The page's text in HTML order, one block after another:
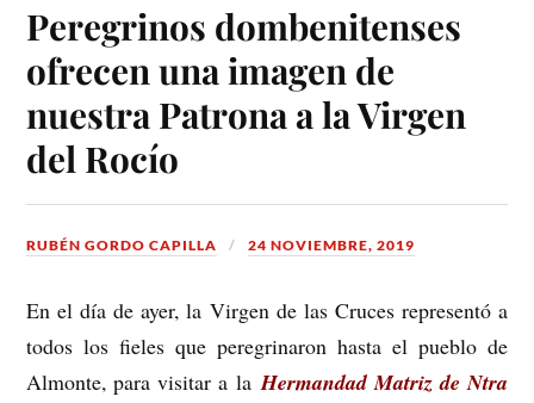
Peregrinos dombenitenses
ofrecen una imagen de
nuestra Patrona a la Virgen
del Rocío
RUBÉN GORDO CAPILLA 24 NOVIEMBRE, 2019
En el día de ayer, la Virgen de las Cruces representó a
todos los fieles que peregrinaron hasta el pueblo de
Almonte, para visitar a laHermandad Matriz de Ntra